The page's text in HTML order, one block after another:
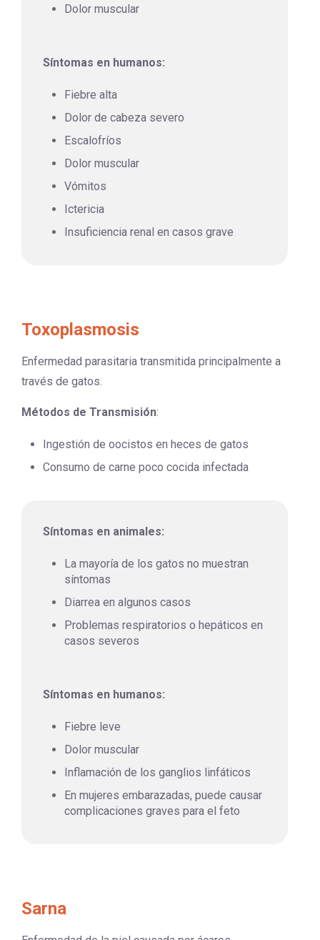
Dolor muscular
Síntomas en humanos:
Fiebre alta
Dolor de cabeza severo
Escalofríos
Dolor muscular
Vómitos
Ictericia
Insuficiencia renal en casos grave
Toxoplasmosis
Enfermedad parasitaria transmitida principalmente a
través de gatos.
Métodos de Transmisión:
Ingestión de oocistos en heces de gatos
Consumo de carne poco cocida infectada
Síntomas en animales:
La mayoría de los gatos no muestran
síntomas
Diarrea en algunos casos
Problemas respiratorios o hepáticos en
casos severos
Síntomas en humanos:
Fiebre leve
Dolor muscular
Inflamación de los ganglios linfáticos
En mujeres embarazadas, puede causar
complicaciones graves para el feto
Sarna